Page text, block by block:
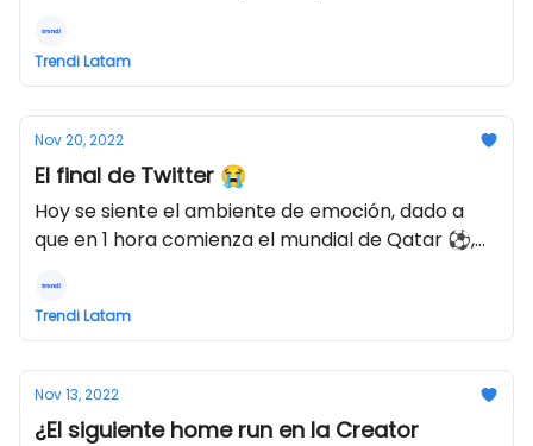
pasará. Espero que hasta ahora este newsletter
de aporte valor 😁.
Trendi Latam
Nov 20, 2022
El final de Twitter 😭
Hoy se siente el ambiente de emoción, dado a
que en 1 hora comienza el mundial de Qatar ⚽,
recibes este Newsletter (o eso esperamos 👉
👈)..
Trendi Latam
Nov 13, 2022
¿El siguiente home run en la Creator